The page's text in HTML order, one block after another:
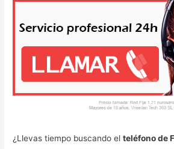
¿Llevas tiempo buscando elteléfono de